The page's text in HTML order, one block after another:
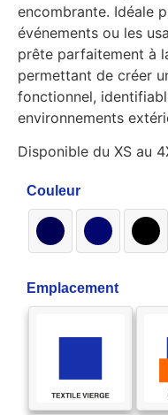
encombrante. Idéale
événements ou les
prête parfaitement à
permettant de créer
fonctionnel,
environnements
Disponible du XS au
Couleur
Emplacement